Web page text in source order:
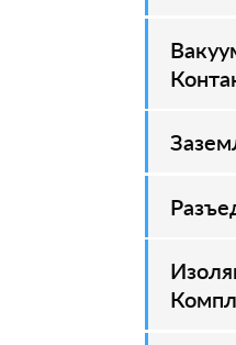
–
–
–
–